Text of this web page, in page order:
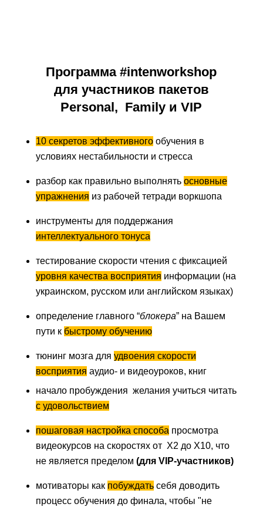
Программа #intenworkshop
для участников пакетов
Personal, Family и VIP
10 секретов эффективногообучения в
условиях нестабильности и стресса
разбор как правильно выполнять основные
упражнения из рабочей тетради воркшопа
инструменты для поддержания
интеллектуального тонуса
тестирование скорости чтения с фиксацией
уровня качества восприятия информации (на
украинском, русском или английском языках)
определение главного “блокера” на Вашем
пути к быстрому обучению
тюнинг мозга для удвоения скорости
восприятия аудио- и видеоуроков, книг
начало пробуждения желания учиться читать
с удовольствием
пошаговая настройка способа просмотра
видеокурсов на скоростях от Х2 до Х10, что
не является пределом (для VIP-участников)
мотиваторы как побуждатьсебя доводить
процесс обучения до финала, чтобы "не